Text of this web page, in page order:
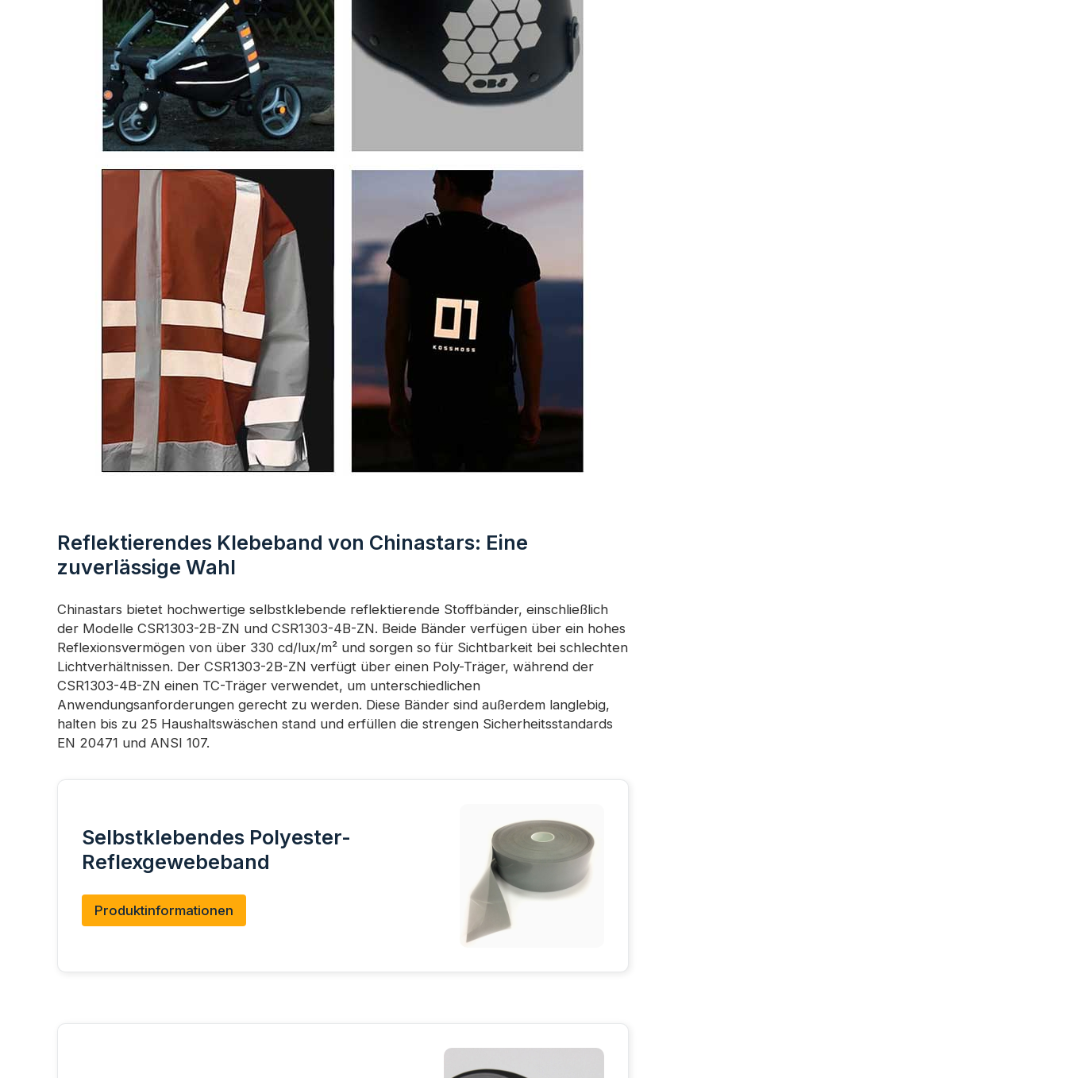
Reflektierendes Klebeband von Chinastars: Eine
zuverlässige Wahl
Chinastars bietet hochwertige selbstklebende reflektierende Stoffbänder, einschließlich
der Modelle CSR1303-2B-ZN und CSR1303-4B-ZN. Beide Bänder verfügen über ein hohes
Reflexionsvermögen von über 330 cd/lux/m² und sorgen so für Sichtbarkeit bei schlechten
Lichtverhältnissen. Der CSR1303-2B-ZN verfügt über einen Poly-Träger, während der
CSR1303-4B-ZN einen TC-Träger verwendet, um unterschiedlichen
Anwendungsanforderungen gerecht zu werden. Diese Bänder sind außerdem langlebig,
halten bis zu 25 Haushaltswäschen stand und erfüllen die strengen Sicherheitsstandards
EN 20471 und ANSI 107.
Selbstklebendes Polyester-
Reflexgewebeband
Produktinformationen